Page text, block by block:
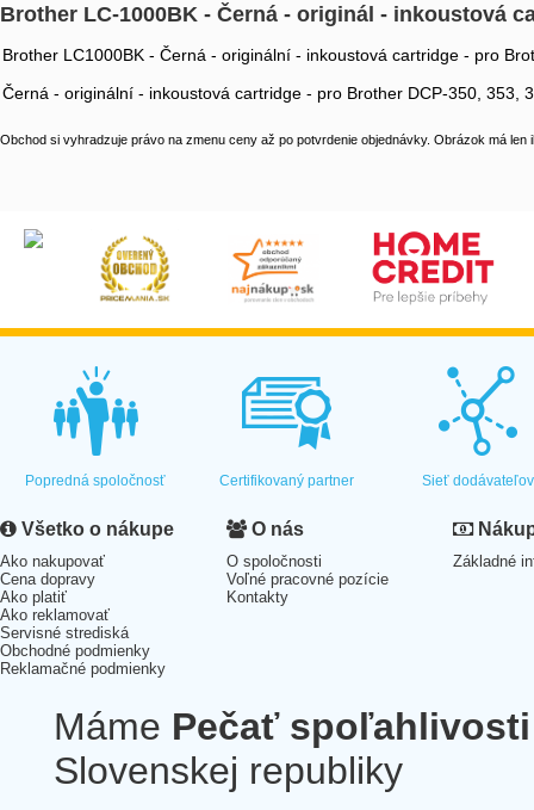
Brother LC-1000BK - Černá - originál - inkoustová
Brother LC1000BK - Černá - originální - inkoustová cartridge - pro
Černá - originální - inkoustová cartridge - pro Brother DCP-350,
Obchod si vyhradzuje právo na zmenu ceny až po potvrdenie objednávky. Obrázok má len
Popredná spoločnosť Certifikovaný partner Sieť dodávateľov
Všetko o nákupe
Ako nakupovať
Cena dopravy
Ako platiť
Ako reklamovať
Servisné strediská
Obchodné podmienky
Reklamačné podmienky
O nás
O spoločnosti
Voľné pracovné pozície
Kontakty
Základné
Máme Pečať spoľahlivosti
Slovenskej republiky